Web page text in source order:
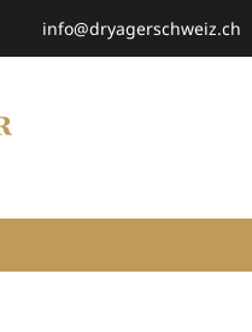
info@dryagerschweiz.ch